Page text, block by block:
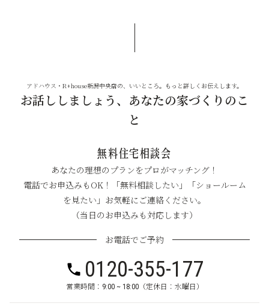
アドハウス・R+house新潟中央店の、いいところ。もっと詳しくお伝えします。
お話ししましょう、あなたの家づくりのこ
と
無料住宅相談会
あなたの理想のプランをプロがマッチング！
電話でお申込みもOK！「無料相談したい」「ショールーム
を見たい」お気軽にご連絡ください。
（当日のお申込みも対応します）
お電話でご予約
0120-355-177
営業時間：9:00 ~ 18:00（定休日：水曜日）